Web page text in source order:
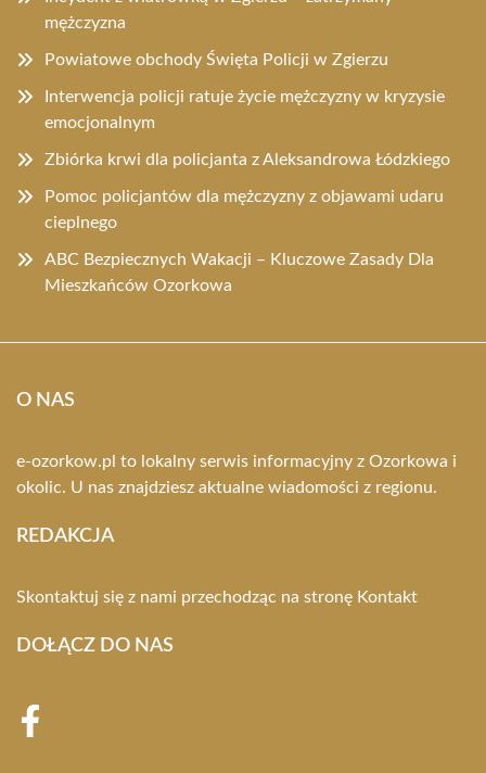
mężczyzna
Powiatowe obchody Święta Policji w Zgierzu
Interwencja policji ratuje życie mężczyzny w kryzysie
emocjonalnym
Zbiórka krwi dla policjanta z Aleksandrowa Łódzkiego
Pomoc policjantów dla mężczyzny z objawami udaru
cieplnego
ABC Bezpiecznych Wakacji – Kluczowe Zasady Dla
Mieszkańców Ozorkowa
O NAS
e-ozorkow.pl to lokalny serwis informacyjny z Ozorkowa i
okolic. U nas znajdziesz aktualne wiadomości z regionu.
REDAKCJA
Skontaktuj się z nami przechodząc na stronę Kontakt
DOŁĄCZ DO NAS